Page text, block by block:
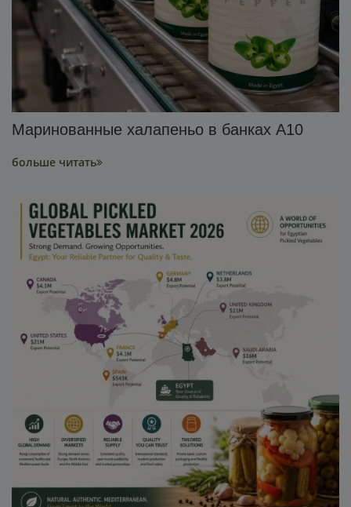
Маринованные халапеньо в банках A10
больше читать